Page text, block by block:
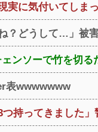
実に気付いてしま
？どうして…」被
ンソーで竹を切
表wwwwwww
つ持ってきました